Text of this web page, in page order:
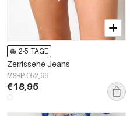
2-5 TAGE
Zerrissene Jeans
MSRP €52,99
€18,95